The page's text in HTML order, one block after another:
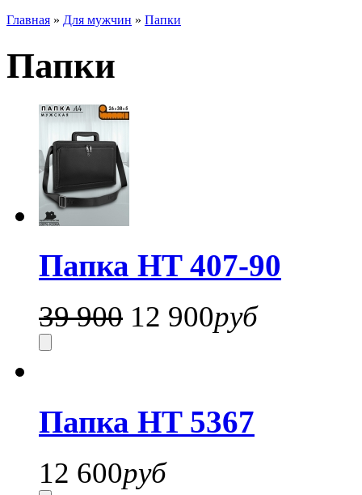
Главная » Для мужчин » Папки
Папки
Папка HT 407-90
39 900 12 900руб
Папка HT 5367
12 600руб